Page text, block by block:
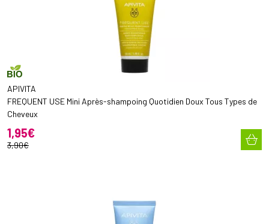
APIVITA
FREQUENT USE Mini Après-shampoing Quotidien Doux Tous Types de
Cheveux
1,95€
3,90€